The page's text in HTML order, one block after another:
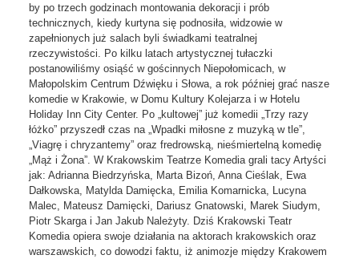
by po trzech godzinach montowania dekoracji i prób
technicznych, kiedy kurtyna się podnosiła, widzowie w
zapełnionych już salach byli świadkami teatralnej
rzeczywistości. Po kilku latach artystycznej tułaczki
postanowiliśmy osiąść w gościnnych Niepołomicach, w
Małopolskim Centrum Dźwięku i Słowa, a rok później grać nasze
komedie w Krakowie, w Domu Kultury Kolejarza i w Hotelu
Holiday Inn City Center. Po „kultowej” już komedii „Trzy razy
łóżko” przyszedł czas na „Wpadki miłosne z muzyką w tle”,
„Viagrę i chryzantemy” oraz fredrowską, nieśmiertelną komedię
„Mąż i Żona”. W Krakowskim Teatrze Komedia grali tacy Artyści
jak: Adrianna Biedrzyńska, Marta Bizoń, Anna Cieślak, Ewa
Dałkowska, Matylda Damięcka, Emilia Komarnicka, Lucyna
Malec, Mateusz Damięcki, Dariusz Gnatowski, Marek Siudym,
Piotr Skarga i Jan Jakub Należyty. Dziś Krakowski Teatr
Komedia opiera swoje działania na aktorach krakowskich oraz
warszawskich, co dowodzi faktu, iż animozje między Krakowem